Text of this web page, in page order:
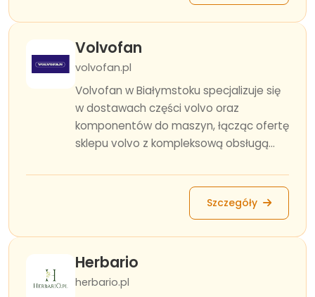
Volvofan
volvofan.pl
Volvofan w Białymstoku specjalizuje się
w dostawach części volvo oraz
komponentów do maszyn, łącząc ofertę
sklepu volvo z kompleksową obsługą...
Szczegóły
Herbario
herbario.pl